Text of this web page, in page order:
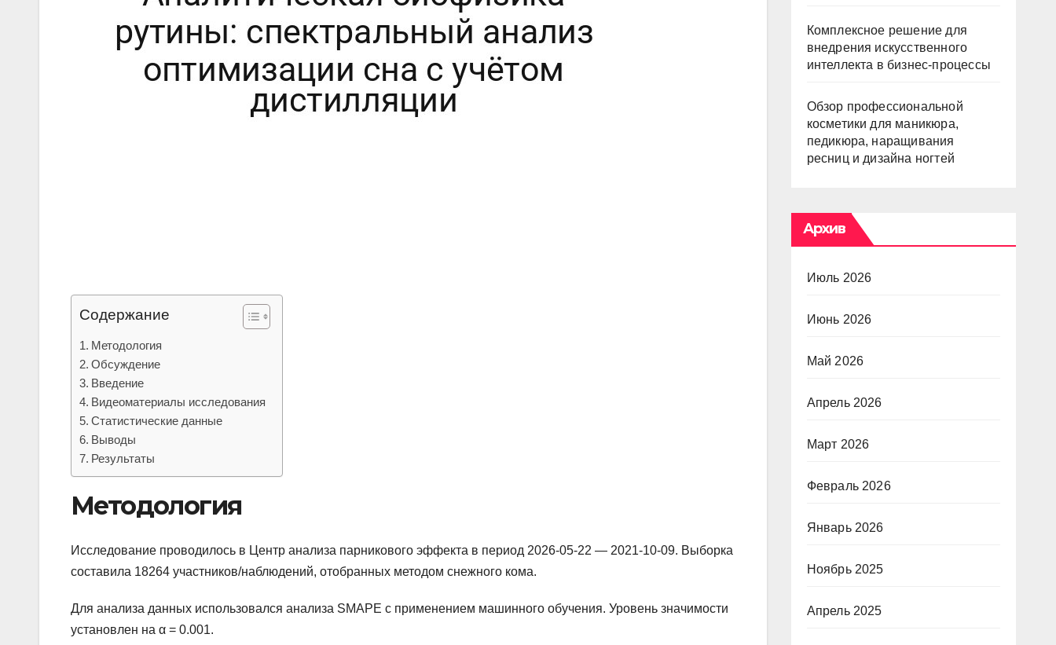
Содержание
Методология
Обсуждение
Введение
Видеоматериалы исследования
Статистические данные
Выводы
Результаты
Методология
Исследование проводилось в Центр анализа парникового эффекта в период 2026-05-22 — 2021-10-09. Выборка
составила 18264 участников/наблюдений, отобранных методом снежного кома.
Для анализа данных использовался анализа SMAPE с применением машинного обучения. Уровень значимости
установлен на α = 0.001.
Комплексное решение для
внедрения искусственного
интеллекта в бизнес-процессы
Обзор профессиональной
косметики для маникюра,
педикюра, наращивания
ресниц и дизайна ногтей
Архив
Июль 2026
Июнь 2026
Май 2026
Апрель 2026
Март 2026
Февраль 2026
Январь 2026
Ноябрь 2025
Апрель 2025